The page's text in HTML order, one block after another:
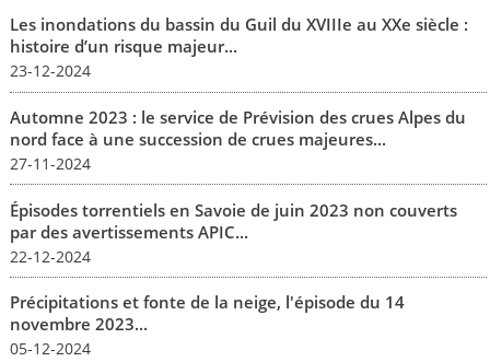
Les inondations du bassin du Guil du XVIIIe au XXe siècle :
histoire d’un risque majeur...
23-12-2024
Automne 2023 : le service de Prévision des crues Alpes du
nord face à une succession de crues majeures...
27-11-2024
Épisodes torrentiels en Savoie de juin 2023 non couverts
par des avertissements APIC...
22-12-2024
Précipitations et fonte de la neige, l'épisode du 14
novembre 2023...
05-12-2024